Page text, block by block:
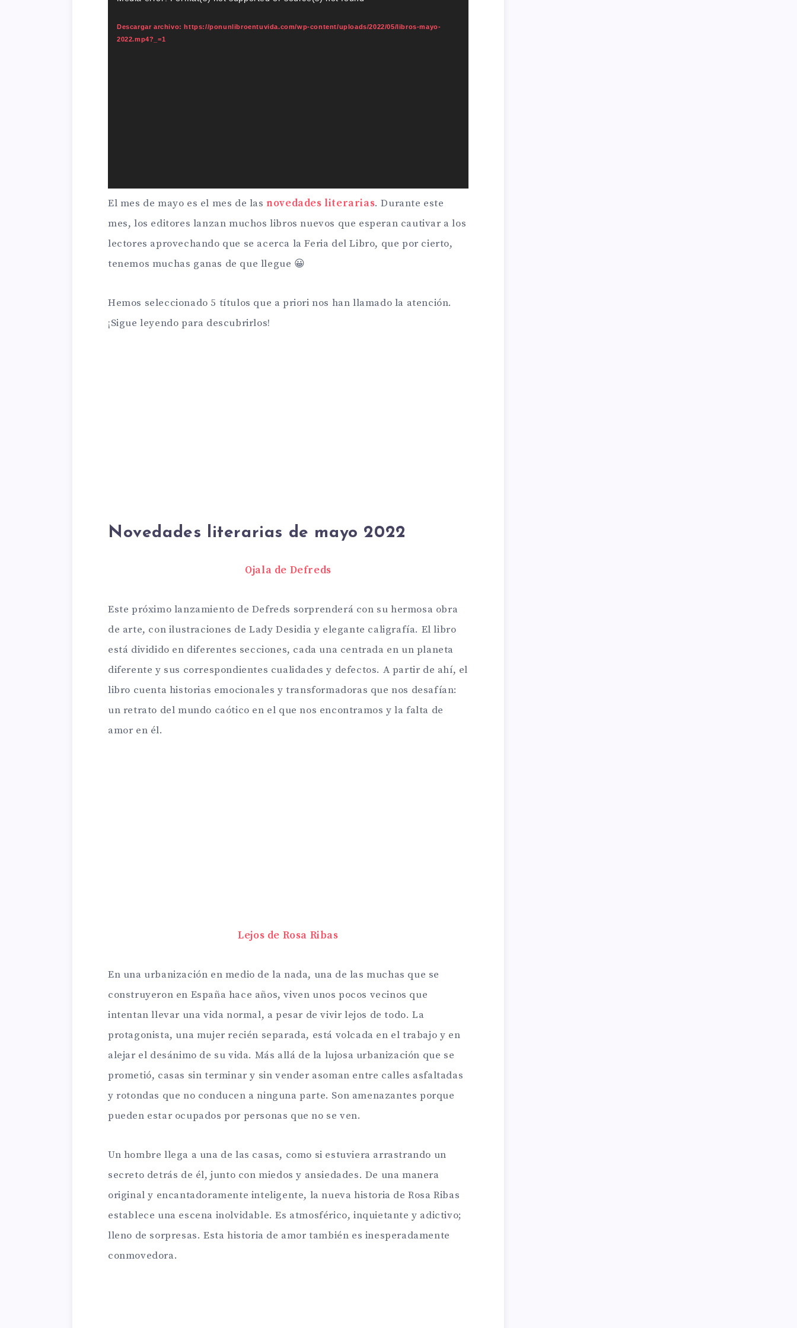
vídeo
Descargar archivo: https://ponunlibroentuvida.com/wp-content/uploads/2022/05/libros-mayo-
2022.mp4?_=1
El mes de mayo es el mes de lasnovedades literarias. Durante este
mes, los editores lanzan muchos libros nuevos que esperan cautivar a los
lectores aprovechando que se acerca la Feria del Libro, que por cierto,
tenemos muchas ganas de que llegue 😀
Hemos seleccionado 5 títulos que a priori nos han llamado la atención.
¡Sigue leyendo para descubrirlos!
Novedades literarias de mayo 2022
Ojala de Defreds
Este próximo lanzamiento de Defreds sorprenderá con su hermosa obra
de arte, con ilustraciones de Lady Desidia y elegante caligrafía. El libro
está dividido en diferentes secciones, cada una centrada en un planeta
diferente y sus correspondientes cualidades y defectos. A partir de ahí, el
libro cuenta historias emocionales y transformadoras que nos desafían:
un retrato del mundo caótico en el que nos encontramos y la falta de
amor en él.
Lejos de Rosa Ribas
En una urbanización en medio de la nada, una de las muchas que se
construyeron en España hace años, viven unos pocos vecinos que
intentan llevar una vida normal, a pesar de vivir lejos de todo. La
protagonista, una mujer recién separada, está volcada en el trabajo y en
alejar el desánimo de su vida. Más allá de la lujosa urbanización que se
prometió, casas sin terminar y sin vender asoman entre calles asfaltadas
y rotondas que no conducen a ninguna parte. Son amenazantes porque
pueden estar ocupados por personas que no se ven.
Un hombre llega a una de las casas, como si estuviera arrastrando un
secreto detrás de él, junto con miedos y ansiedades. De una manera
original y encantadoramente inteligente, la nueva historia de Rosa Ribas
establece una escena inolvidable. Es atmosférico, inquietante y adictivo;
lleno de sorpresas. Esta historia de amor también es inesperadamente
conmovedora.